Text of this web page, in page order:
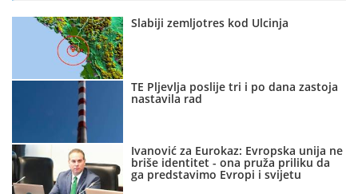
Slabiji zemljotres kod Ulcinja
TE Pljevlja poslije tri i po dana zastoja
nastavila rad
Ivanović za Eurokaz: Evropska unija ne
briše identitet - ona pruža priliku da
ga predstavimo Evropi i svijetu